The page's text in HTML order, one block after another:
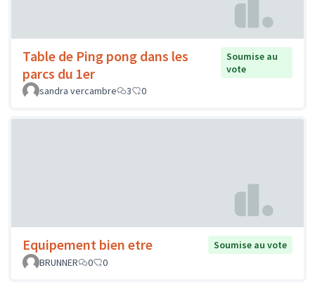
Table de Ping pong dans les
parcs du 1er
Soumise au
vote
sandra vercambre
3 0
Equipement bien etre
Soumise au vote
BRUNNER
0 0